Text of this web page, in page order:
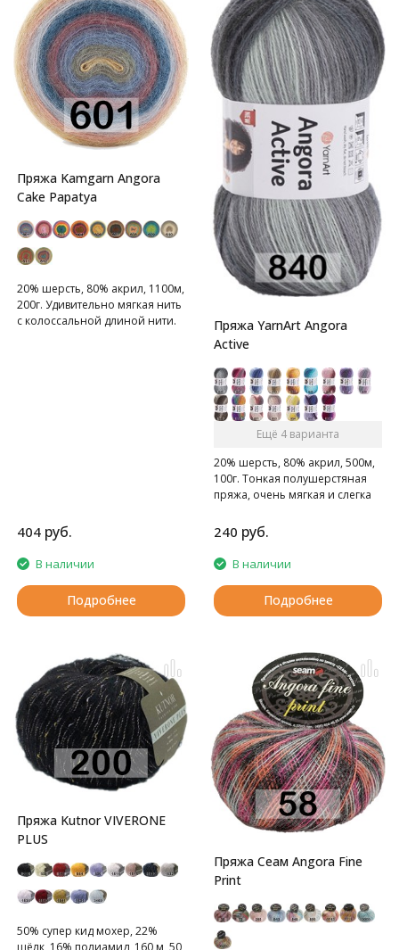
Пряжа Kamgarn Angora
Cake Papatya
20% шерсть, 80% акрил, 1100м,
200г. Удивительно мягкая нить
с колоссальной длиной нити.
404 руб.
В наличии
Подробнее
Пряжа YarnArt Angora
Active
Ещё 4 варианта
20% шерсть, 80% акрил, 500м,
100г. Тонкая полушерстяная
пряжа, очень мягкая и слегка
240 руб.
В наличии
Подробнее
Пряжа Kutnor VIVERONE
PLUS
50% супер кид мохер, 22%
Пряжа Сеам Angora Fine
Print